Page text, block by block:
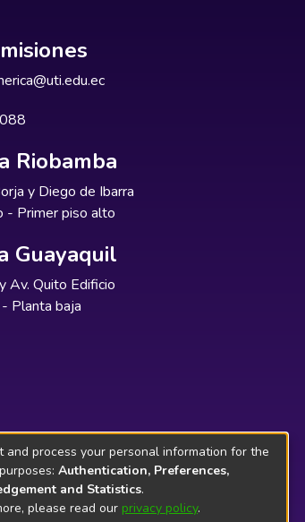
Riobamba
y Diego de Ibarra
- Primer piso alto
Guayaquil
Av. Quito Edificio
Planta baja
and process your personal information for the
Authentication, Preferences,
and Statistics.
please read our privacy policy.